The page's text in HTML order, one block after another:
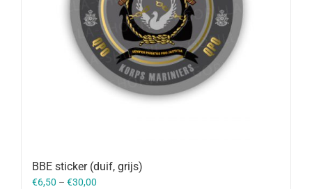
BBE sticker (duif, grijs)
€6,50 – €30,00